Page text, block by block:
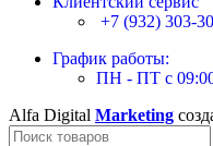
+7 (932) 303-
График работы:
ПН - ПТ с
Alfa Digital Marketing